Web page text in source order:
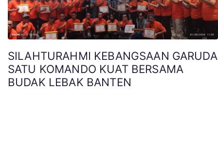
SILAHTURAHMI KEBANGSAAN GARUDA
SATU KOMANDO KUAT BERSAMA
BUDAK LEBAK BANTEN